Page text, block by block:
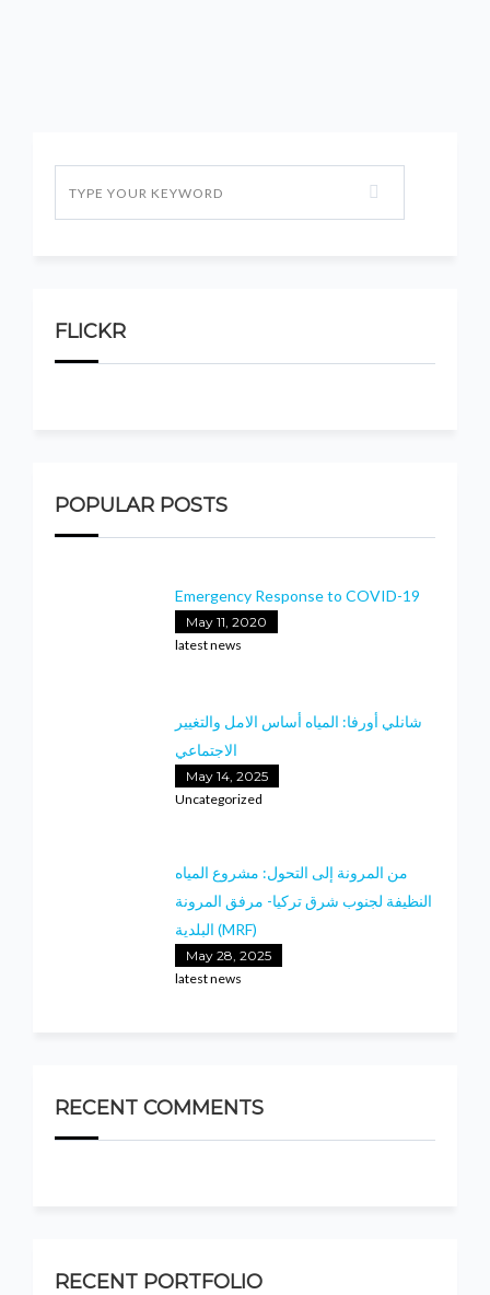
FLICKR
POPULAR POSTS
Emergency Response to COVID-19
May 11, 2020
latest news
شانلي أورفا: المياه أساس الامل والتغيير
الاجتماعي
May 14, 2025
Uncategorized
من المرونة إلى التحول: مشروع المياه
النظيفة لجنوب شرق تركيا- مرفق المرونة
البلدية (MRF)
May 28, 2025
latest news
RECENT COMMENTS
RECENT PORTFOLIO